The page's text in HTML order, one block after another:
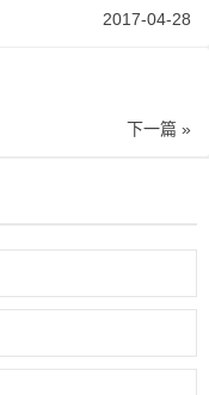
2017-04-28
下一篇 »